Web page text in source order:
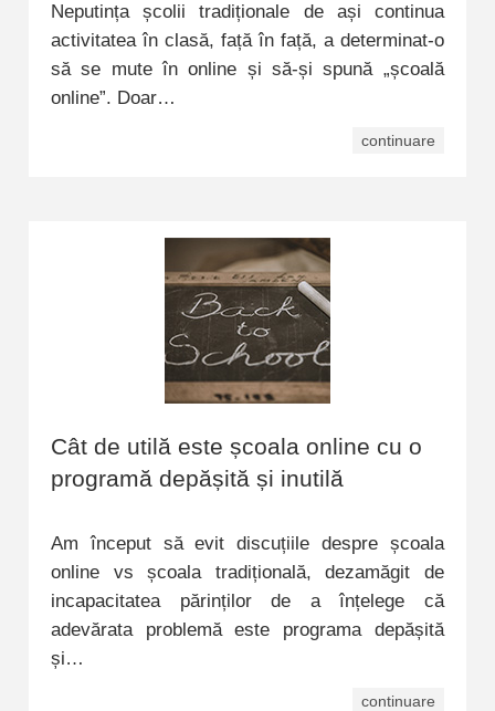
Neputința școlii tradiționale de ași continua
activitatea în clasă, față în față, a determinat-o
să se mute în online și să-și spună „școală
online”. Doar…
continuare
Cât de utilă este școala online cu o
programă depășită și inutilă
Am început să evit discuțiile despre școala
online vs școala tradițională, dezamăgit de
incapacitatea părinților de a înțelege că
adevărata problemă este programa depășită
și…
continuare